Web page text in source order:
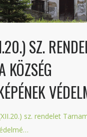
SZ.
KÖZSÉG
sz. rendelet